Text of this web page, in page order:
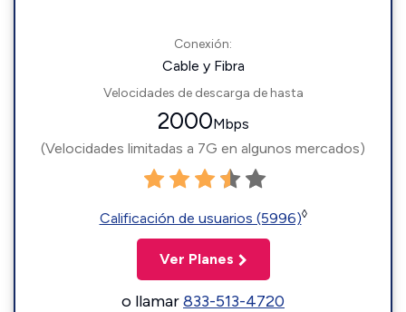
Conexión:
Cable y Fibra
Velocidades de descarga de hasta
2000Mbps
(Velocidades limitadas a 7G en algunos mercados)
Calificación de usuarios (5996)◊
Ver Planes
o llamar833-513-4720